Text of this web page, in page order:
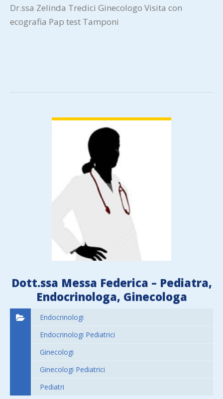
Dr.ssa Zelinda Tredici Ginecologo Visita con
ecografia Pap test Tamponi
Dott.ssa Messa Federica – Pediatra,
Endocrinologa, Ginecologa
Endocrinologi
Endocrinologi Pediatrici
Ginecologi
Ginecologi Pediatrici
Pediatri